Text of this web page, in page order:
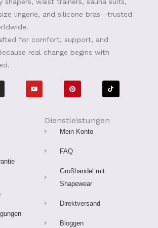
lingerie, and silicone bras—trusted
for comfort, support, and
real change begins with
Y
o
u
t
P
i
n
t
s
t
T
i
k
t
Dienstleistungen
Mein Konto
FAQ
Großhandel mit
Shapewear
Direktversand
Bloggen